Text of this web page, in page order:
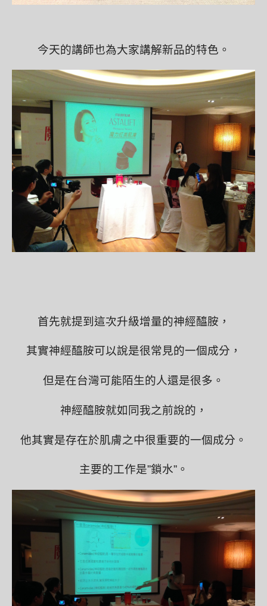
今天的講師也為大家講解新品的特色。
首先就提到這次升級增量的神經醯胺，
其實神經醯胺可以說是很常見的一個成分，
但是在台灣可能陌生的人還是很多。
神經醯胺就如同我之前說的，
他其實是存在於肌膚之中很重要的一個成分。
主要的工作是”鎖水”。